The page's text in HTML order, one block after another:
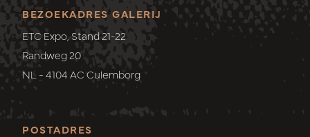
POSTADRES
BEZOEKADRES GALERIJ
ETC Expo, Stand 21-22
Randweg 20
NL - 4104 AC Culemborg